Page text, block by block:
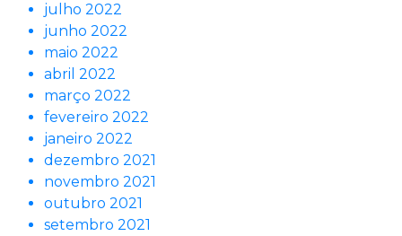
julho 2022
junho 2022
maio 2022
abril 2022
março 2022
fevereiro 2022
janeiro 2022
dezembro 2021
novembro 2021
outubro 2021
setembro 2021